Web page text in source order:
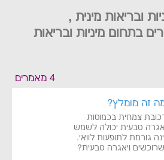
ובריאות מינית ,
בתחום מיניות ובריאות
4 מאמרים
זה מומלץ?
צמחית בכמוסות
טבעית יכולה לשמש
גורמת לתופעות לוואי.
ויאגרה טבעית?